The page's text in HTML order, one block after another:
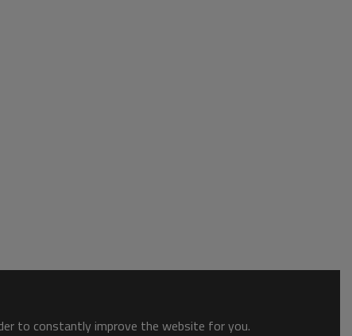
to constantly improve the website for you.